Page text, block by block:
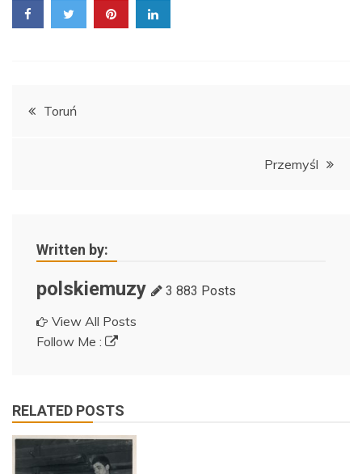
Nawigacja
Toruń
Przemyśl
Written by:
polskiemuzy 3 883 Posts
View All Posts
Follow Me :
RELATED POSTS